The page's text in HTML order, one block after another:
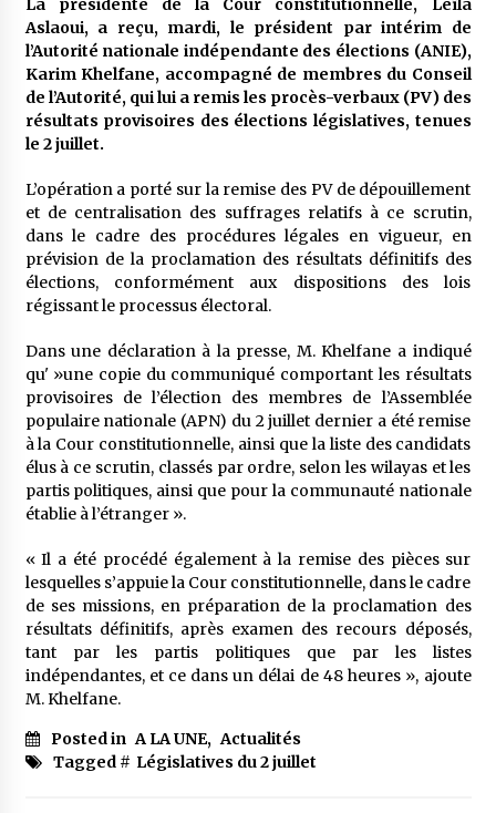
à l’importation
2 semaines ago
Affaires religieuses : Ouverture des
candidatures au concours du Prix national du
meilleur prêche du vendredi
Droit à l’affiliation au régime national de
retraite : Coup d’envoi d’une campagne de
sensibilisation au profit de la communauté
nationale à l’étranger
3 semaines ago
Lancement d’une campagne nationale de
sensibilisation sur la lutte contre le travail
3 semaines ago
Première voiture de course conçue et
algériens participe à une compétition
internationale
3 semaines ago
La présidente de la Cour constitutionnelle, Leïla
Aslaoui, a reçu, mardi, le président par intérim de
l’Autorité nationale indépendante des élections (ANIE),
Karim Khelfane, accompagné de membres du Conseil
de l’Autorité, qui lui a remis les procès-verbaux (PV) des
résultats provisoires des élections législatives, tenues
le 2 juillet.
L’opération a porté sur la remise des PV de dépouillement
et de centralisation des suffrages relatifs à ce scrutin,
dans le cadre des procédures légales en vigueur, en
prévision de la proclamation des résultats définitifs des
élections, conformément aux dispositions des lois
régissant le processus électoral.
Dans une déclaration à la presse, M. Khelfane a indiqué
qu' »une copie du communiqué comportant les résultats
provisoires de l’élection des membres de l’Assemblée
populaire nationale (APN) du 2 juillet dernier a été remise
à la Cour constitutionnelle, ainsi que la liste des candidats
élus à ce scrutin, classés par ordre, selon les wilayas et les
partis politiques, ainsi que pour la communauté nationale
établie à l’étranger ».
« Il a été procédé également à la remise des pièces sur
lesquelles s’appuie la Cour constitutionnelle, dans le cadre
de ses missions, en préparation de la proclamation des
résultats définitifs, après examen des recours déposés,
tant par les partis politiques que par les listes
indépendantes, et ce dans un délai de 48 heures », ajoute
M. Khelfane.
Posted in A LA UNE, Actualités
Tagged # Législatives du 2 juillet